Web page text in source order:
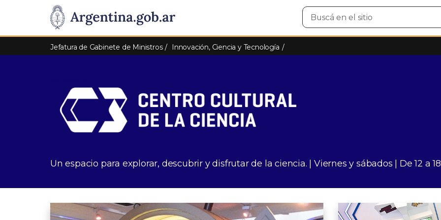
Presidencia
de
Pasar al contenido principal
Buscar
en
Jefatura de Gabinete de Ministros Innovación, Ciencia y Tecnología
Un espacio para explorar, descubrir y disfrutar de la ciencia. | Viernes y sábados | De 12 a